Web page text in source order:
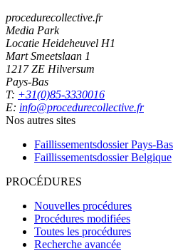
procedurecollective.fr
Media Park
Locatie Heideheuvel H1
Mart Smeetslaan 1
1217 ZE Hilversum
Pays-Bas
T: +31(0)85-3330016
E: info@procedurecollective.fr
Nos autres sites
Faillissementsdossier Pays-Bas
Faillissementsdossier Belgique
PROCÉDURES
Nouvelles procédures
Procédures modifiées
Toutes les procédures
Recherche avancée